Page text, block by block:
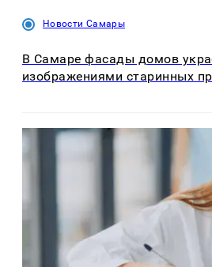
Новости Самары
В Самаре фасады домов
изображениями старинных